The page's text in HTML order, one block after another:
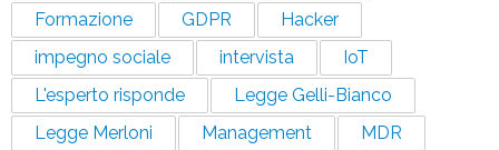
Formazione
GDPR
Hacker
impegno sociale
intervista
IoT
L'esperto risponde
Legge Gelli-Bianco
Legge Merloni
Management
MDR